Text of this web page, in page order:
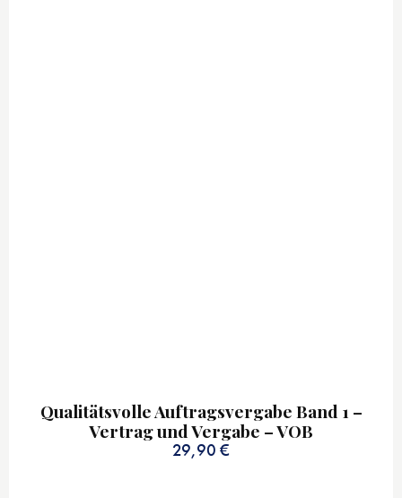
Qualitätsvolle Auftragsvergabe Band 1 –
Vertrag und Vergabe – VOB
29,90 €